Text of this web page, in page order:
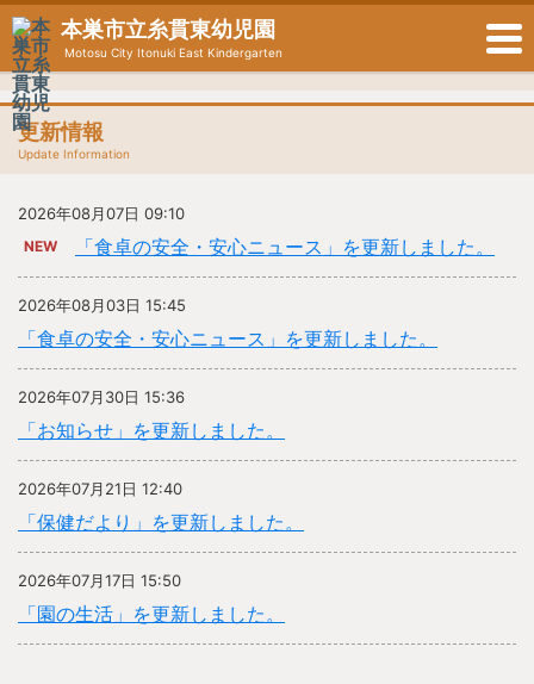
本巣市立糸貫東幼児園
Motosu City Itonuki East Kindergarten
更新情報
Update Information
2026年08月07日 09:10
NEW 「食卓の安全・安心ニュース」を更新しました。
2026年08月03日 15:45
「食卓の安全・安心ニュース」を更新しました。
2026年07月30日 15:36
「お知らせ」を更新しました。
2026年07月21日 12:40
「保健だより」を更新しました。
2026年07月17日 15:50
「園の生活」を更新しました。